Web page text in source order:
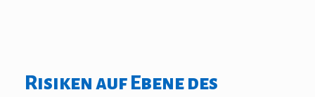
Risiken auf Ebene des